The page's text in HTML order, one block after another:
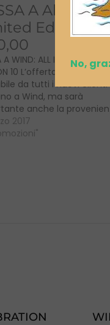
A All
Edition 10
A WIND: ALL INCLUSIVE
10 L’offerta speciale è
da tutti i nuovi clienti
a Wind, ma sarà
anche la
attuale operatore di
mobile. 1000 minuti
2017
No,